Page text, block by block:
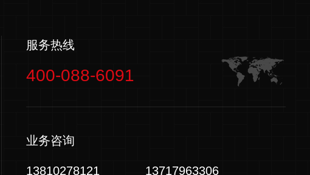
服务热线
400-088-6091
业务咨询
13810278121 13717963306